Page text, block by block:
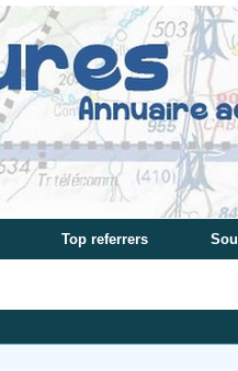
Top referrers